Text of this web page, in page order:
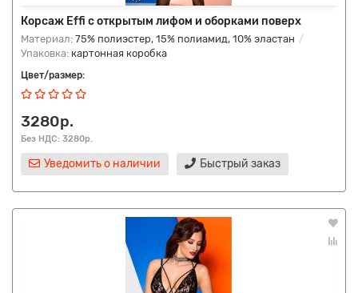
Корсаж Effi с открытым лифом и оборками поверх
Материал: 75% полиэстер, 15% полиамид, 10% эластан
Упаковка: картонная коробка
Цвет/размер:
3280р.
Без НДС: 3280р.
Уведомить о наличии Быстрый заказ